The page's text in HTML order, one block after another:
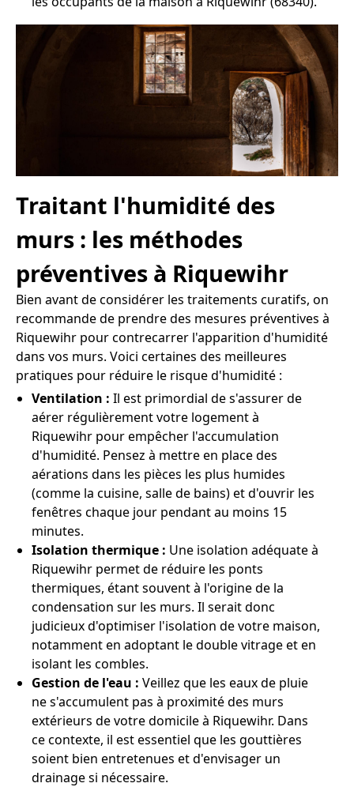
Traitant l'humidité des
murs : les méthodes
préventives à Riquewihr
Bien avant de considérer les traitements curatifs, on
recommande de prendre des mesures préventives à
Riquewihr pour contrecarrer l'apparition d'humidité
dans vos murs. Voici certaines des meilleures
pratiques pour réduire le risque d'humidité :
Ventilation : Il est primordial de s'assurer de
aérer régulièrement votre logement à
Riquewihr pour empêcher l'accumulation
d'humidité. Pensez à mettre en place des
aérations dans les pièces les plus humides
(comme la cuisine, salle de bains) et d'ouvrir les
fenêtres chaque jour pendant au moins 15
minutes.
Isolation thermique : Une isolation adéquate à
Riquewihr permet de réduire les ponts
thermiques, étant souvent à l'origine de la
condensation sur les murs. Il serait donc
judicieux d'optimiser l'isolation de votre maison,
notamment en adoptant le double vitrage et en
isolant les combles.
Gestion de l'eau : Veillez que les eaux de pluie
ne s'accumulent pas à proximité des murs
extérieurs de votre domicile à Riquewihr. Dans
ce contexte, il est essentiel que les gouttières
soient bien entretenues et d'envisager un
drainage si nécessaire.